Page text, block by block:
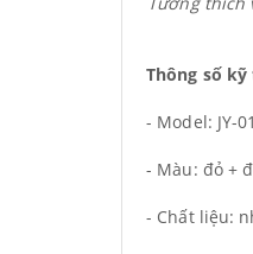
Thông số
- Model: JY-
- Màu: đỏ +
- Chất liệu: